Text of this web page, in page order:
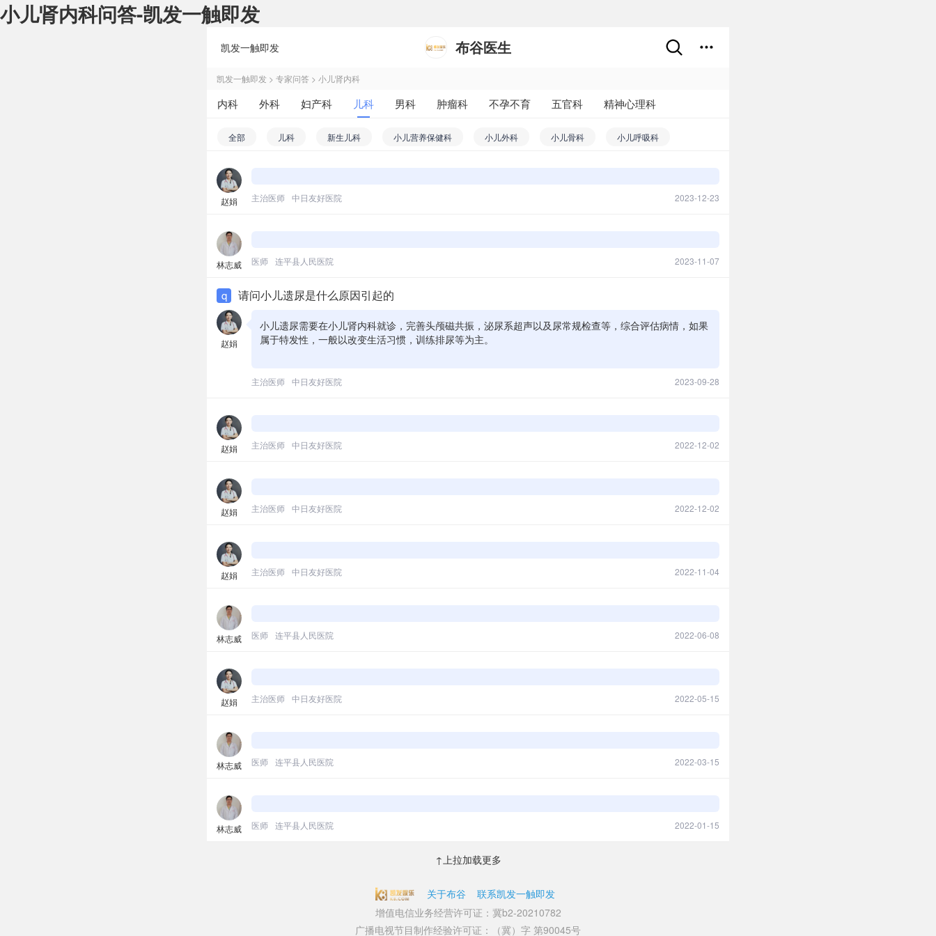
小儿肾内科问答-凯发一触即发
凯发一触即发 布谷医生
凯发一触即发 > 专家问答 > 小儿肾内科
内科 外科 妇产科 儿科 男科 肿瘤科 不孕不育 五官科
精神心理科
皮肤性病科
中医科 药剂科 其他
全部 儿科 新生儿科 小儿营养保健科 小儿外科 小儿骨科 小儿呼吸科
小儿消化科
小儿耳鼻喉 小儿感染科 小儿康复科
小儿五官科
赵娟 主治医师 中日友好医院 2023-12-23
林志威 医师 连平县人民医院 2023-11-07
q 请问小儿遗尿是什么原因引起的
赵娟
小儿遗尿需要在小儿肾内科就诊，完善头颅磁共振，泌尿系超声以及尿常规检查等，综合评估病情，如果
属于特发性，一般以改变生活习惯，训练排尿等为主。
主治医师 中日友好医院 2023-09-28
赵娟 主治医师 中日友好医院 2022-12-02
赵娟 主治医师 中日友好医院 2022-12-02
赵娟 主治医师 中日友好医院 2022-11-04
林志威 医师 连平县人民医院 2022-06-08
赵娟 主治医师 中日友好医院 2022-05-15
林志威 医师 连平县人民医院 2022-03-15
林志威 医师 连平县人民医院 2022-01-15
↑上拉加载更多
关于布谷
联系凯发一触即发
增值电信业务经营许可证：冀b2-20210782
广播电视节目制作经验许可证：（冀）字 第90045号